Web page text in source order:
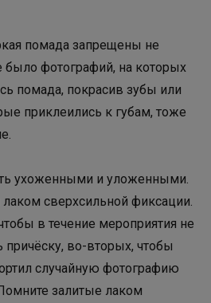
помада запрещены не
было фотографий, на которых
помада, покрасив зубы или
приклеились к губам, тоже
ухоженными и уложенными.
сверхсильной фиксации.
в течение мероприятия не
во-вторых, чтобы
случайную фотографию
залитые лаком